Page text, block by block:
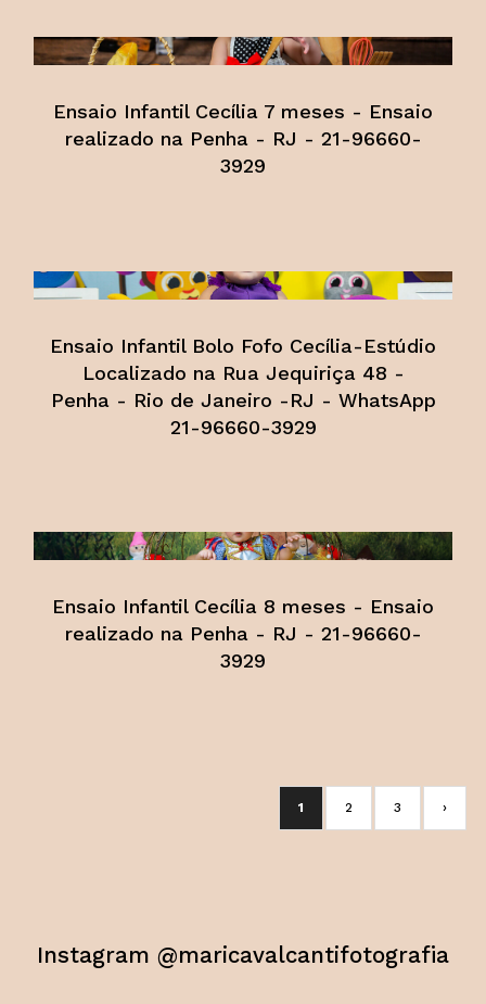
Ensaio Infantil Cecília 7 meses - Ensaio
realizado na Penha - RJ - 21-96660-
3929
Ensaio Infantil Bolo Fofo Cecília-Estúdio
Localizado na Rua Jequiriça 48 -
Penha - Rio de Janeiro -RJ - WhatsApp
21-96660-3929
Ensaio Infantil Cecília 8 meses - Ensaio
realizado na Penha - RJ - 21-96660-
3929
1 2 3 ›
Instagram @maricavalcantifotografia